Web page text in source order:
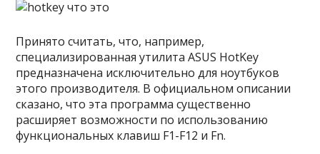
Принято считать, что, например,
специализированная утилита ASUS HotKey
предназначена исключительно для ноутбуков
этого производителя. В официальном описании
сказано, что эта программа существенно
расширяет возможности по использованию
функциональных клавиш F1-F12 и Fn.